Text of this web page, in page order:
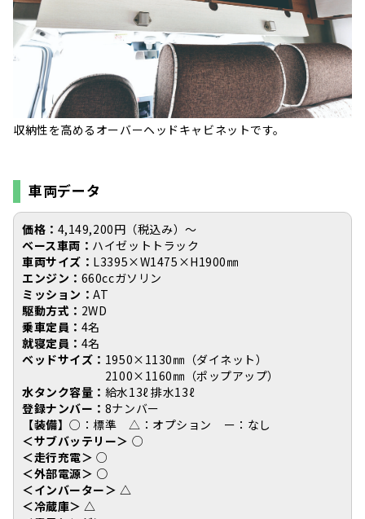
収納性を高めるオーバーヘッドキャビネットです。
車両データ
価格： 4,149,200円（税込み）〜
ベース車両： ハイゼットトラック
車両サイズ： L3395×W1475×H1900㎜
エンジン： 660ccガソリン
ミッション：AT
駆動方式： 2WD
乗車定員： 4名
就寝定員： 4名
ベッドサイズ： 1950×1130㎜（ダイネット）
2100×1160㎜（ポップアップ）
水タンク容量： 給水13ℓ 排水13ℓ
登録ナンバー： 8ナンバー
【装備】○：標準 △：オプション ー：なし
＜サブバッテリー＞ ○
＜走行充電＞ ○
＜外部電源＞ ○
＜インバーター＞ △
＜冷蔵庫＞△